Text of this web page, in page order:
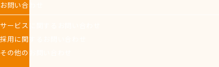
お問い合わせ
サービスに関するお問い合わせ
採用に関するお問い合わせ
その他のお問い合わせ